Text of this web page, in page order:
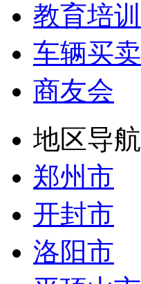
教育培训
车辆买卖
商友会
地区导航
郑州市
开封市
洛阳市